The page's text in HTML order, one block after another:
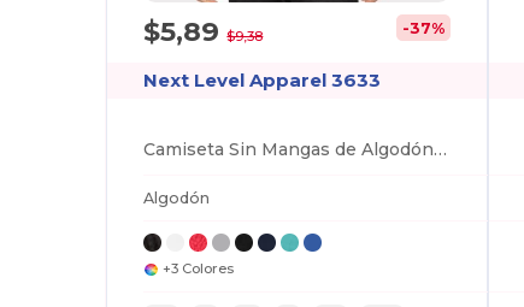
$5,89$9,38 -37%
Next Level Apparel 3633
Camiseta Sin Mangas de Algodón Premium para Hombre
Algodón
+3 Colores